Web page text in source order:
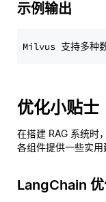
示例输出
优化小贴士
在搭建 RAG 系统时
各组件提供一些实用
LangChain